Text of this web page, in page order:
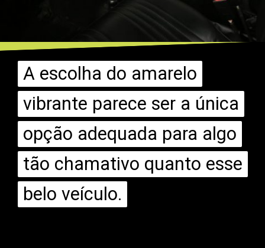
A escolha do amarelo
vibrante parece ser a única
opção adequada para algo
tão chamativo quanto esse
belo veículo.
A escolha do amarelo
vibrante parece ser a única
opção adequada para algo
tão chamativo quanto esse
belo veículo.